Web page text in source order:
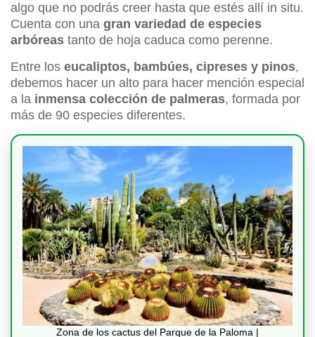
algo que no podrás creer hasta que estés allí in situ.
Cuenta con una gran variedad de especies
arbóreas tanto de hoja caduca como perenne.
Entre los eucaliptos, bambúes, cipreses y pinos,
debemos hacer un alto para hacer mención especial
a la inmensa colección de palmeras, formada por
más de 90 especies diferentes.
Zona de los cactus del Parque de la Paloma |